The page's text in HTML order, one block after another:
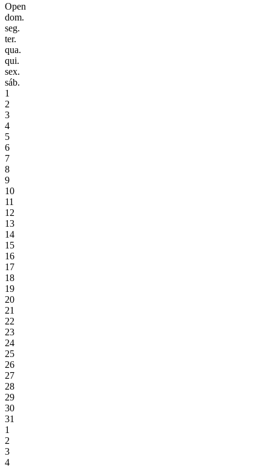
Open
dom.
seg.
ter.
qua.
qui.
sex.
sáb.
1
2
3
4
5
6
7
8
9
10
11
12
13
14
15
16
17
18
19
20
21
22
23
24
25
26
27
28
29
30
31
1
2
3
4